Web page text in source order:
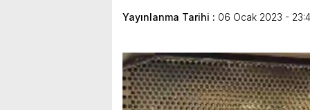
Yayınlanma Tarihi : 06 Ocak 2023 -